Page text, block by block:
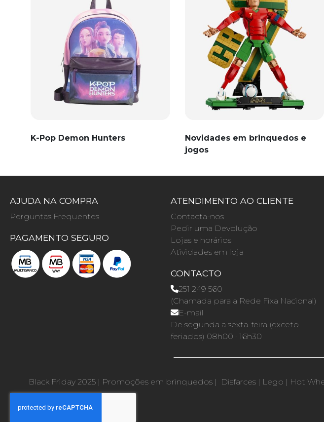
K-Pop Demon Hunters
Novidades em brinquedos e
jogos
AJUDA NA COMPRA
Perguntas Frequentes
PAGAMENTO SEGURO
ATENDIMENTO AO CLIENTE
Contacta-nos
Pedir uma Devolução
Lojas e horários
Atividades em loja
CONTACTO
251 249 560
(Chamada para a Rede Fixa Nacional)
E-mail
De segunda a sexta-feira (exceto
feriados) 08h00 · 16h30
Black Friday 2025 | Promoções em brinquedos | Disfarces | Lego | Hot